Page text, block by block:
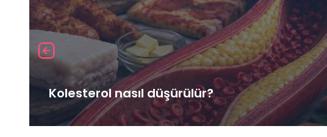
Kolesterol nasıl düşürülür?